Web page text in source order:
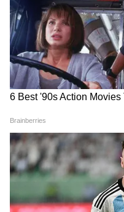
Image Credit : Gemini
হাই-স্পিড
ট্রেনে সফরের সময়,
সহযাত্রী অসুস্থ হয়ে
না। সঙ্গে সঙ্গে TTE-
জন্য বিনামূল্যে
সাহায্যের ব্যবস্থা করা
৬,০০০-এর বেশি
'রেলওয়্যার'
Fi পরিষেবা দেয়।